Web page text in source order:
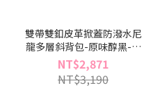
雙帶雙釦皮革掀蓋防潑水尼
龍多層斜背包-原味醇黑-鹽
感奶油系列(BX96437-49)
NT$2,871
NT$3,190